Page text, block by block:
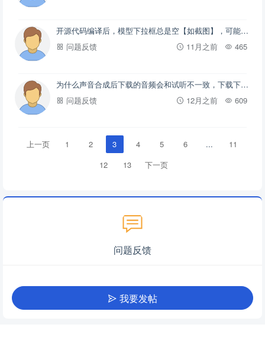
开源代码编译后，模型下拉框总是空【如截图】，可能是什么原因
问题反馈
11月之前 465
为什么声音合成后下载的音频会和试听不一致，下载下来播放会少了很多字导致不连贯
问题反馈
12月之前 609
上一页 1 2 3 4 5 6 ...
11
12
13 下一页
问题反馈
我要发帖